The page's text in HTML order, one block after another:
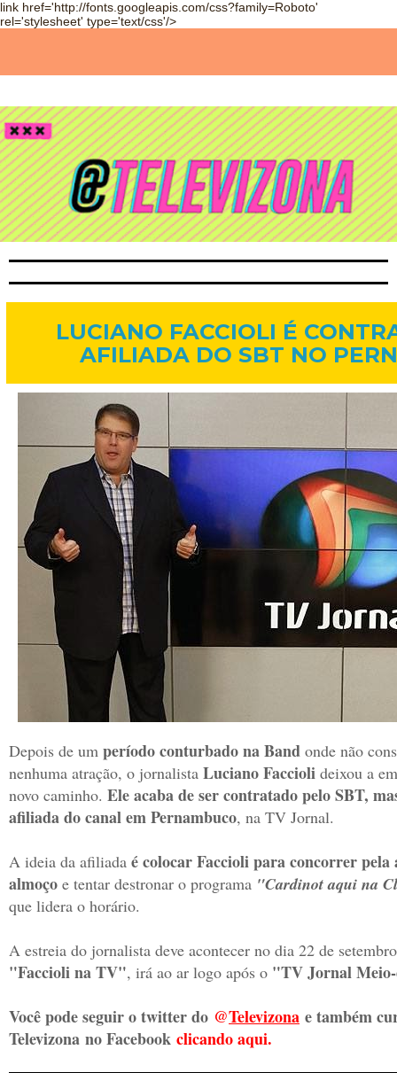
link href='http://fonts.googleapis.com/css?family=Roboto'
rel='stylesheet' type='text/css'/>
LUCIANO FACCIOLI É
AFILIADA DO SBT NO
Depois de um período conturbado na Band onde não
nenhuma atração, o jornalista Luciano Faccioli deixou a
novo caminho. Ele acaba de ser contratado pelo SBT,
afiliada do canal em Pernambuco, na TV Jornal.
A ideia da afiliada é colocar Faccioli para concorrer
almoço e tentar destronar o programa "Cardinot aqui na
que lidera o horário.
A estreia do jornalista deve acontecer no dia 22 de
"Faccioli na TV", irá ao ar logo após o "TV Jornal
Você pode seguir o twitter do @Televizona e também
Televizona no Facebook clicando aqui.